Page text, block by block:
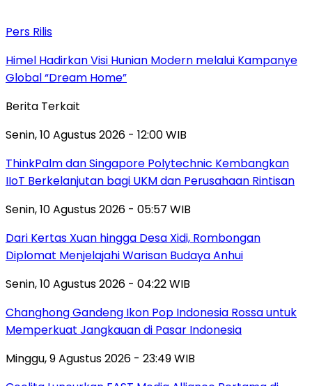
Pers Rilis
Himel Hadirkan Visi Hunian Modern melalui Kampanye
Global “Dream Home”
Berita Terkait
Senin, 10 Agustus 2026 - 12:00 WIB
ThinkPalm dan Singapore Polytechnic Kembangkan
IIoT Berkelanjutan bagi UKM dan Perusahaan Rintisan
Senin, 10 Agustus 2026 - 05:57 WIB
Dari Kertas Xuan hingga Desa Xidi, Rombongan
Diplomat Menjelajahi Warisan Budaya Anhui
Senin, 10 Agustus 2026 - 04:22 WIB
Changhong Gandeng Ikon Pop Indonesia Rossa untuk
Memperkuat Jangkauan di Pasar Indonesia
Minggu, 9 Agustus 2026 - 23:49 WIB